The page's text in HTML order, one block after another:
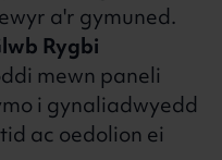
a'r gymuned.
Rygbi
mewn paneli
i gynaliadwyedd
ac oedolion ei